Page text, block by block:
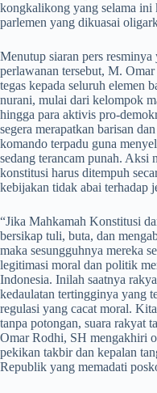
kongkalikong yang selama ini
parlemen yang dikuasai
​Menutup siaran pers resminya
perlawanan tersebut, M.
tegas kepada seluruh elemen
nurani, mulai dari kelompok
hingga para aktivis pro-
segera merapatkan barisan
komando terpadu guna
sedang terancam punah. Aksi
konstitusi harus ditempuh
kebijakan tidak abai terhadap
​“Jika Mahkamah Konstitusi
bersikap tuli, buta, dan
maka sesungguhnya mereka
legitimasi moral dan politik
Indonesia. Inilah saatnya
kedaulatan tertingginya yang
regulasi yang cacat moral.
tanpa potongan, suara rakyat
Omar Rodhi, SH mengakhiri
pekikan takbir dan kepalan
Republik yang memadati